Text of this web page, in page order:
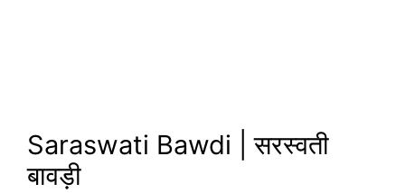
Saraswati Bawdi | सरस्वती
बावड़ी